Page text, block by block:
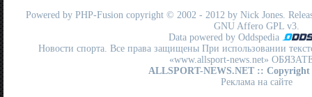
Powered by PHP-Fusion copyright © 2002 - 2012 by Nick Jones.
GNU Affero GPL v3.
Data powered by Oddspedia
Новости спорта. Все права защищены При использовании
«www.allsport-news.net»
ALLSPORT-NEWS.NET :: Copyright
Реклама на сайте